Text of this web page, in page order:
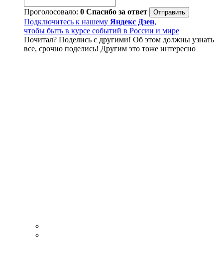
Проголосовало: 0 Спасибо за ответ
Подключитесь к нашему Яндекс Дзен,
чтобы быть в курсе событий в России и мире
Почитал? Поделись с другими! Об этом должны узнать
все, срочно поделись! Другим это тоже интересно